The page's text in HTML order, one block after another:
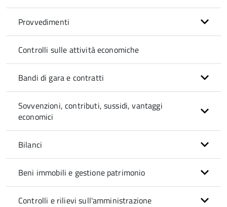
Provvedimenti
Controlli sulle attività economiche
Bandi di gara e contratti
Sovvenzioni, contributi, sussidi, vantaggi
economici
Bilanci
Beni immobili e gestione patrimonio
Controlli e rilievi sull'amministrazione